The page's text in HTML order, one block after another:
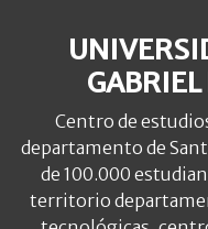
Centro de
departamento de
de 100.000
territorio